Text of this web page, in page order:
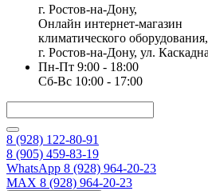
г. Ростов-на-Дону,
Онлайн интернет-магазин
климатического оборудования,
г. Ростов-на-Дону, ул.
Пн-Пт 9:00 - 18:00
Сб-Вс 10:00 - 17:00
8 (928) 122-80-91
8 (905) 459-83-19
WhatsApp 8 (928) 964-20-23
MAX 8 (928) 964-20-23